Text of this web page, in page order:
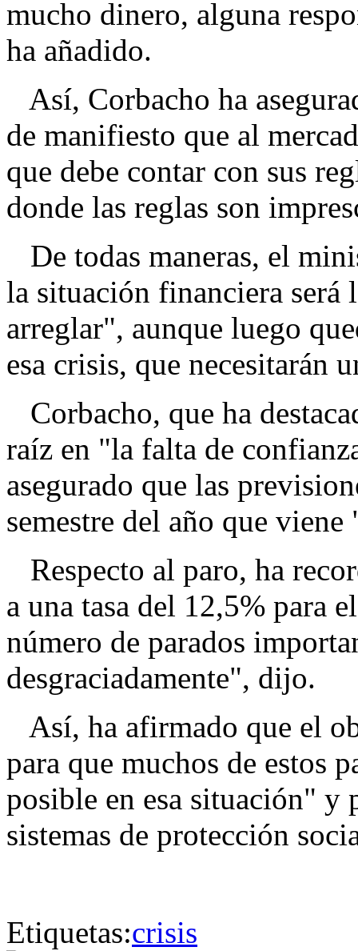
mucho dinero, alguna
ha añadido.
Así, Corbacho ha
de manifiesto que al
que debe contar con sus
donde las reglas son
De todas maneras, el
la situación financiera será
arreglar", aunque luego
esa crisis, que necesitarán
Corbacho, que ha
raíz en "la falta de
asegurado que las
semestre del año que
Respecto al paro, ha
a una tasa del 12,5% para
número de parados
desgraciadamente", dijo.
Así, ha afirmado que el
para que muchos de estos
posible en esa situación"
sistemas de protección
Etiquetas:crisis